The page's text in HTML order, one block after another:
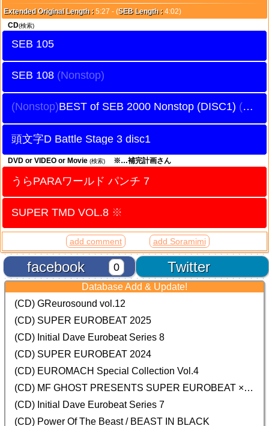
Extended Original Length : 5:27 - (SEB Length : 4:02)
CD(検索)
SEB 105
SEB 108
BEST of SEB 2000 Nonstop (DISC1)
頭文字D Battle Stage 3 disc1
DVD or VIDEO or Movie (検索) ※…補完計画さん
うらPARAワールド パンチ 7
SUPER TMD VOL.8 ※
add comment add Soramimi
Twitter
facebook 0
Database Add & Update!
(CD) GReurosound vol.12
(CD) SUPER EUROBEAT 2025
(CD) Initial Dave Eurobeat Series 8
(CD) SUPER EUROBEAT 2024
(CD) EUROMACH Special Collection Vol.4
(CD) MF GHOST PRESENTS SUPER EUROBEAT × ORIGINAL SOUNDTRACK NEW COLLECTION
(CD) Initial Dave Eurobeat Series 7
(CD) Power Of The Beast / BEAST IN BLACK